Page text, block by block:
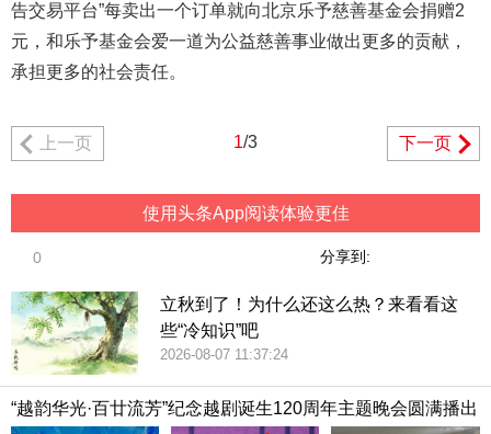
告交易平台”每卖出一个订单就向北京乐予慈善基金会捐赠2
元，和乐予基金会爱一道为公益慈善事业做出更多的贡献，
承担更多的社会责任。
上一页 1/3 下一页
使用头条App阅读体验更佳
分享到:
0
立秋到了！为什么还这么热？来看看这
些“冷知识”吧
2026-08-07 11:37:24
“越韵华光·百廿流芳”纪念越剧诞生120周年主题晚会圆满播出